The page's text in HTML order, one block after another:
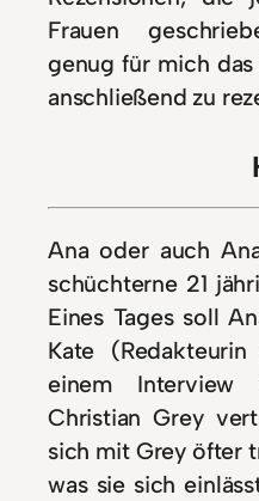
Frauen
genug für mich
anschließend zu
Ana oder auch
schüchterne 21
Eines Tages soll
Kate
einem
Christian Grey
sich mit Grey öfter
was sie sich